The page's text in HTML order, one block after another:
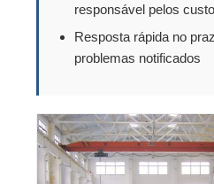
responsável pelos
Resposta rápida no
problemas notificados